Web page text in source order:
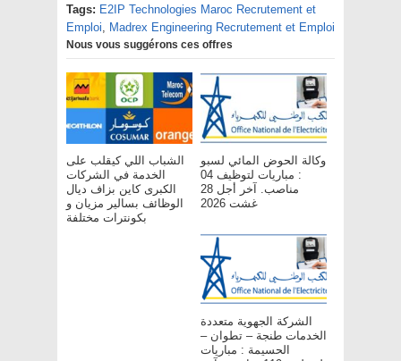
Tags: E2IP Technologies Maroc Recrutement et
Emploi, Madrex Engineering Recrutement et Emploi
Nous vous suggérons ces offres
الشباب اللي كيقلب على
الخدمة في الشركات
الكبرى كاين بزاف ديال
الوظائف بسالير مزيان و
بكونترات مختلفة
وكالة الحوض المائي لسبو
: مباريات لتوظيف 04
مناصب. آخر أجل 28
غشت 2026
الشركة الجهوية متعددة
الخدمات طنجة – تطوان –
الحسيمة : مباريات